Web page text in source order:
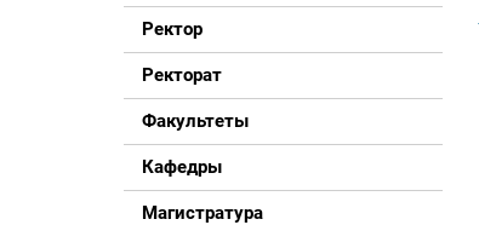
Ректор
Ректорат
Факультеты
Кафедры
Магистратура